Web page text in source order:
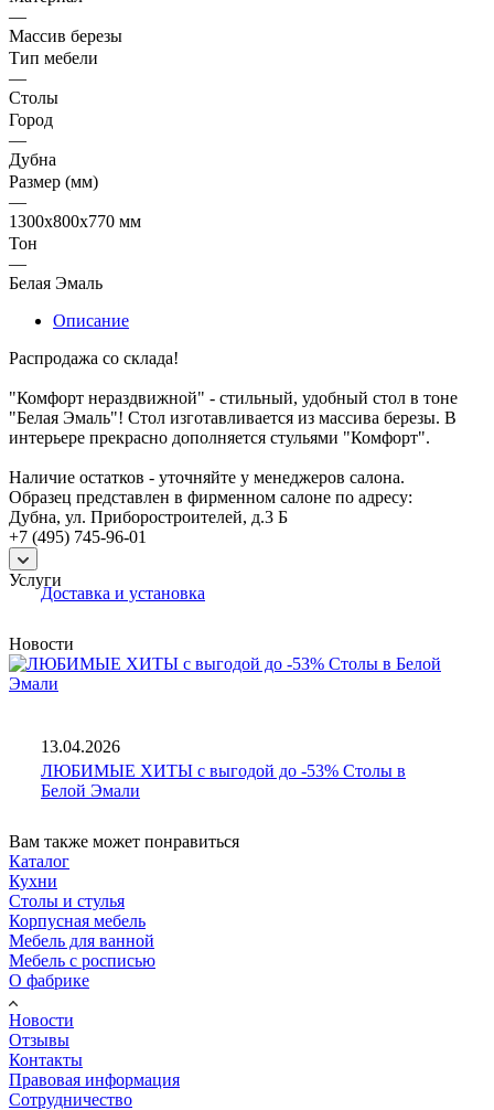
—
Массив березы
Тип мебели
—
Столы
Город
—
Дубна
Размер (мм)
—
1300х800х770 мм
Тон
—
Белая Эмаль
Описание
Распродажа со склада!
"Комфорт нераздвижной" - стильный, удобный стол в тоне
"Белая Эмаль"! Стол изготавливается из массива березы. В
интерьере прекрасно дополняется стульями "Комфорт".
Наличие остатков - уточняйте у менеджеров салона.
Образец представлен в фирменном салоне по адресу:
Дубна, ул. Приборостроителей, д.3 Б
+7 (495) 745-96-01
Услуги
Доставка и установка
Новости
13.04.2026
ЛЮБИМЫЕ ХИТЫ с выгодой до -53% Столы в
Белой Эмали
Вам также может понравиться
Каталог
Кухни
Столы и стулья
Корпусная мебель
Мебель для ванной
Мебель с росписью
О фабрике
Новости
Отзывы
Контакты
Правовая информация
Сотрудничество